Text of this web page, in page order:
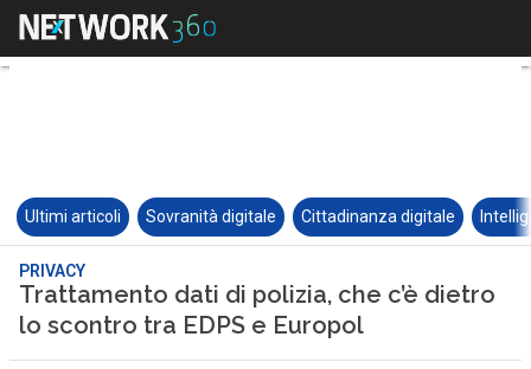
Ultimi articoli Sovranità digitale Cittadinanza digitale
PRIVACY
Trattamento dati di polizia, che c’è dietro
lo scontro tra EDPS e Europol